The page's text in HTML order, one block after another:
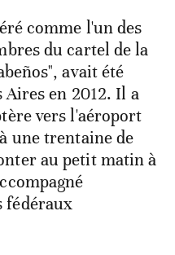
comme l'un des
du cartel de la
avait été
Aires en 2012. Il a
vers l'aéroport
une trentaine de
au petit matin à
fédéraux